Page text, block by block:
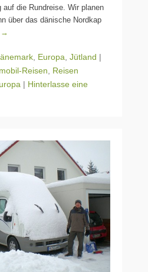
die Rundreise. Wir planen
über das dänische Nordkap
→
Europa Jütland |
Reisen
Reisen
| Hinterlasse eine